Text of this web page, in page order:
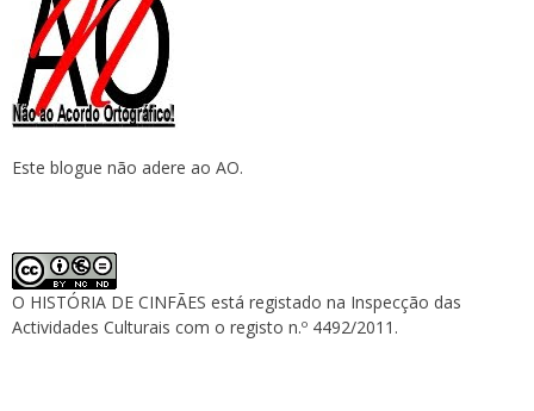
Este blogue não adere ao AO.
O HISTÓRIA DE CINFÃES está registado na Inspecção das
Actividades Culturais com o registo n.º 4492/2011.